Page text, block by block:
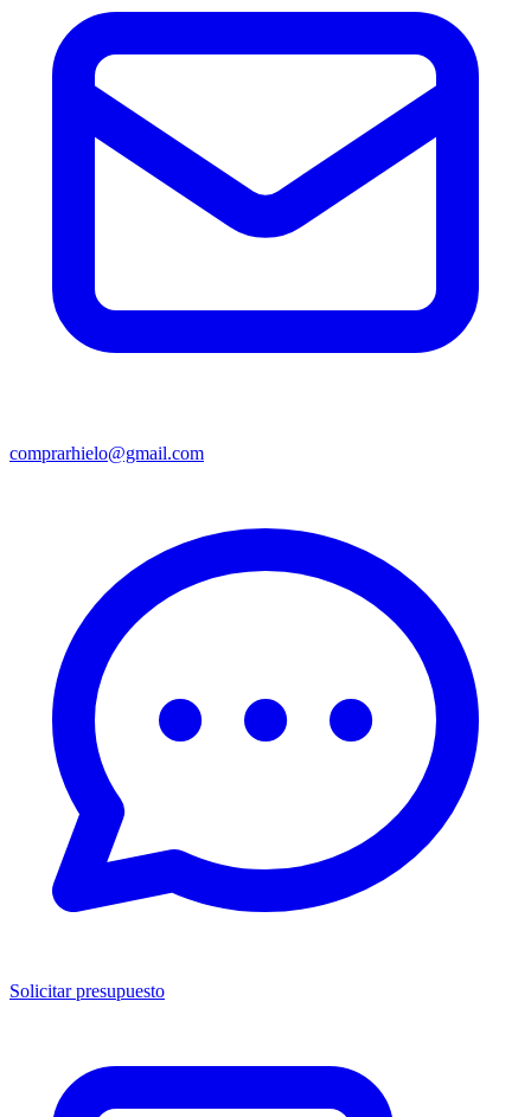
comprarhielo@gmail.com
Solicitar presupuesto